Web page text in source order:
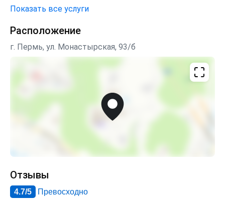
Показать все услуги
Расположение
г. Пермь, ул. Монастырская, 93/б
Отзывы
4.7/5 Превосходно